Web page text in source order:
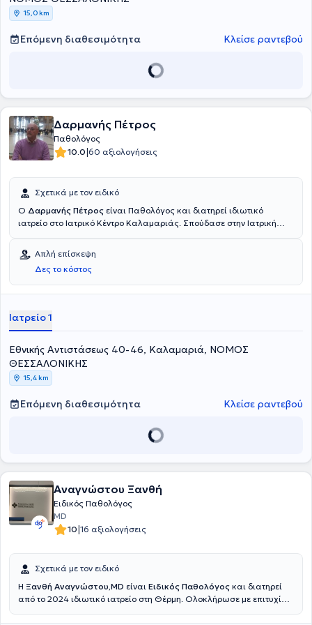
15,0 km
Επόμενη διαθεσιμότητα Κλείσε ραντεβού
Δαρμανής Πέτρος
Παθολόγος
10.0|60 αξιολογήσεις
Σχετικά με τον ειδικό
O Δαρμανής Πέτρος είναι Παθολόγος και διατηρεί ιδιωτικό
ιατρείο στο Ιατρικό Κέντρο Καλαμαριάς. Σπούδασε στην Ιατρική
ειδικεύτηκε στην Παθολογία στο Πανεπιστημιακό Γενικό Νοσοκομείο
ΑΧΕΠΑ Θεσσαλονίκης. Διαθέτει πολυετή εμπειρία και κατάρτιση
ενώ εξειδικεύεται στην υπερλιπιδαιμία, στην αρτηριακή υπέρταση
και στο μεταβολικό σύνδρομο.
Απλή επίσκεψη
Δες το κόστος
Ιατρείο 1
Εθνικής Αντιστάσεως 40-46, Καλαμαριά, ΝΟΜΟΣ
ΘΕΣΣΑΛΟΝΙΚΗΣ
15,4 km
Επόμενη διαθεσιμότητα Κλείσε ραντεβού
Αναγνώστου Ξανθή
Ειδικός Παθολόγος
MD
10|16 αξιολογήσεις
Σχετικά με τον ειδικό
Η Ξανθή Αναγνώστου,MD είναι Ειδικός Παθολόγος και διατηρεί
από το 2024 ιδιωτικό ιατρείο στη Θέρμη. Ολοκλήρωσε με επιτυχία